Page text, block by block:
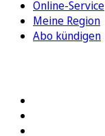
Online-Service
Meine Region
Abo kündigen